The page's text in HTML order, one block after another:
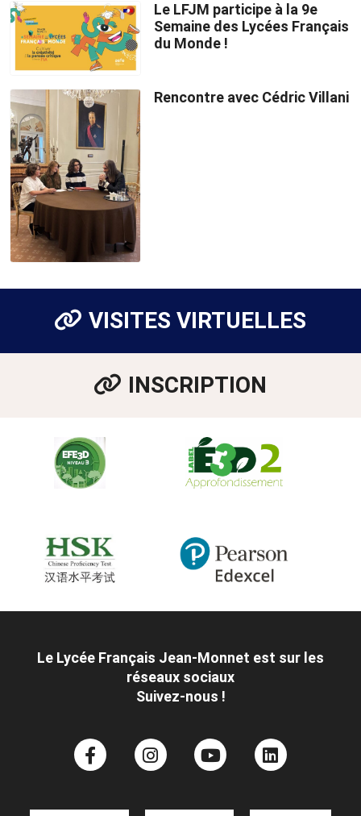
Le LFJM participe à la 9e
Semaine des Lycées Français
du Monde !
Rencontre avec Cédric Villani
VISITES VIRTUELLES
INSCRIPTION
Le Lycée Français Jean-Monnet est sur les
réseaux sociaux
Suivez-nous !